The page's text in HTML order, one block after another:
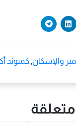
والإسكان, كمبوند